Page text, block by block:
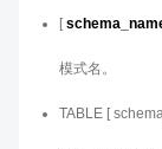
[
模式名。
TABLE [